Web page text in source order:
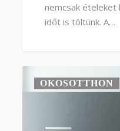
nemcsak ételeket
időt is töltünk. A…
OKOSOTTHON